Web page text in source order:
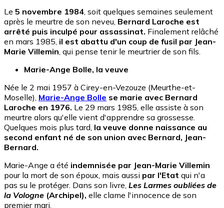
Le 5 novembre 1984, soit quelques semaines seulement
après le meurtre de son neveu, Bernard Laroche est
arrêté puis inculpé pour assassinat. Finalement relâché
en mars 1985, il est abattu d'un coup de fusil par Jean-
Marie Villemin, qui pense tenir le meurtrier de son fils.
Marie-Ange Bolle, la veuve
Née le 2 mai 1957 à Cirey-en-Vezouze (Meurthe-et-
Moselle), Marie-Ange Bolle se marie avec Bernard
Laroche en 1976. Le 29 mars 1985, elle assiste à son
meurtre alors qu'elle vient d'apprendre sa grossesse.
Quelques mois plus tard, la veuve donne naissance au
second enfant né de son union avec Bernard, Jean-
Bernard.
Marie-Ange a été indemnisée par Jean-Marie Villemin
pour la mort de son époux, mais aussi par l'Etat qui n'a
pas su le protéger. Dans son livre, Les Larmes oubliées de
la Vologne (Archipel), elle clame l'innocence de son
premier mari.